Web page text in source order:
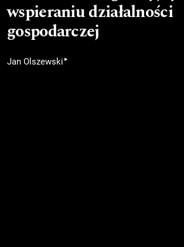
wspieraniu działalności
gospodarczej
Jan Olszewski ▸